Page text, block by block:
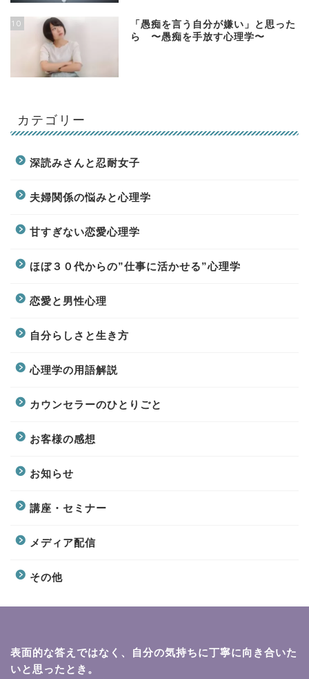
10
「愚痴を言う自分が嫌い」と思った
ら 〜愚痴を手放す心理学〜
カテゴリー
深読みさんと忍耐女子
夫婦関係の悩みと心理学
甘すぎない恋愛心理学
ほぼ３０代からの”仕事に活かせる”心理学
恋愛と男性心理
自分らしさと生き方
心理学の用語解説
カウンセラーのひとりごと
お客様の感想
お知らせ
講座・セミナー
メディア配信
その他
表面的な答えではなく、自分の気持ちに丁寧に向き合いた
いと思ったとき。